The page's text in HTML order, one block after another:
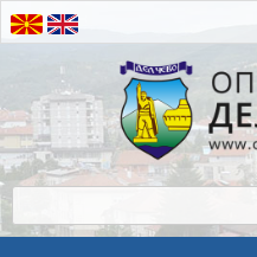
Прескокнете на содржината
Општина Делчево
Општина Делчево